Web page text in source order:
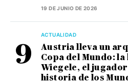
19 DE JUNIO DE 2026
ACTUALIDAD
Austria lleva un
Copa del Mundo:
Wiegele, el
historia de los